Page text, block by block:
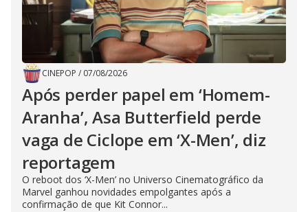
CINEPOP / 07/08/2026
Após perder papel em ‘Homem-
Aranha’, Asa Butterfield perde
vaga de Ciclope em ‘X-Men’, diz
reportagem
O reboot dos ‘X-Men’ no Universo Cinematográfico da
Marvel ganhou novidades empolgantes após a
confirmação de que Kit Connor...